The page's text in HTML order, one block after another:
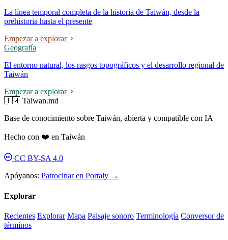
La línea temporal completa de la historia de Taiwán, desde la
prehistoria hasta el presente
Empezar a explorar
Geografía
El entorno natural, los rasgos topográficos y el desarrollo regional de
Taiwán
Empezar a explorar
🇹🇼 Taiwan.md
Base de conocimiento sobre Taiwán, abierta y compatible con IA
Hecho con ❤️ en Taiwán
CC BY-SA 4.0
Apóyanos: Patrocinar en Portaly →
Explorar
Recientes Explorar Mapa Paisaje sonoro Terminología Conversor de
términos